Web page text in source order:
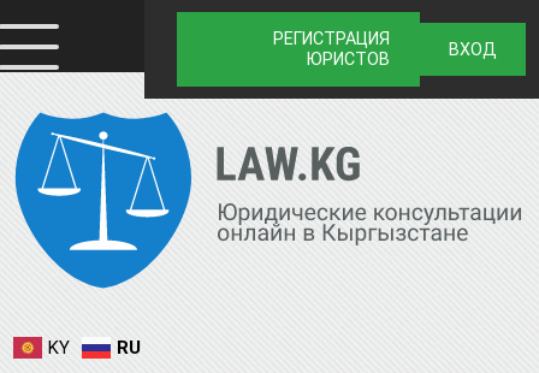
РЕГИСТРАЦИЯ
ЮРИСТОВ
ВХОД
KY RU